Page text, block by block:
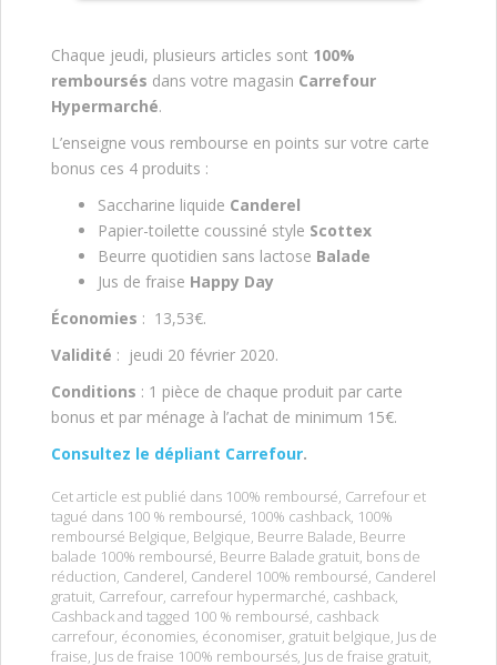
Chaque jeudi, plusieurs articles sont 100%
remboursés dans votre magasin Carrefour
Hypermarché.
L’enseigne vous rembourse en points sur votre carte
bonus ces 4 produits :
Saccharine liquide Canderel
Papier-toilette coussiné style Scottex
Beurre quotidien sans lactose Balade
Jus de fraise Happy Day
Économies : 13,53€.
Validité : jeudi 20 février 2020.
Conditions : 1 pièce de chaque produit par carte
bonus et par ménage à l’achat de minimum 15€.
Consultez le dépliant Carrefour.
Cet article est publié dans 100% remboursé, Carrefour et
tagué dans 100 % remboursé, 100% cashback, 100%
remboursé Belgique, Belgique, Beurre Balade, Beurre
balade 100% remboursé, Beurre Balade gratuit, bons de
réduction, Canderel, Canderel 100% remboursé, Canderel
gratuit, Carrefour, carrefour hypermarché, cashback,
Cashback and tagged 100 % remboursé, cashback
carrefour, économies, économiser, gratuit belgique, Jus de
fraise, Jus de fraise 100% remboursés, Jus de fraise gratuit,